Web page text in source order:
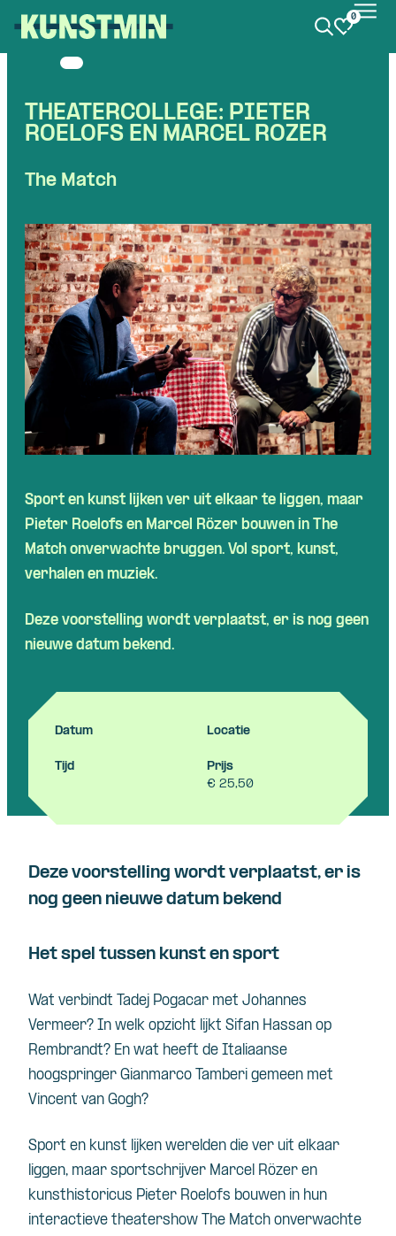
Skip navigatie
0
THEATERCOLLEGE: PIETER
ROELOFS EN MARCEL ROZER
The Match
Sport en kunst lijken ver uit elkaar te liggen, maar
Pieter Roelofs en Marcel Rözer bouwen in The
Match onverwachte bruggen. Vol sport, kunst,
verhalen en muziek.
Deze voorstelling wordt verplaatst, er is nog geen
nieuwe datum bekend.
Datum Locatie
Tijd
Prijs
€ 25,50
Deze voorstelling wordt verplaatst, er is
nog geen nieuwe datum bekend
Het spel tussen kunst en sport
Wat verbindt Tadej Pogacar met Johannes
Vermeer? In welk opzicht lijkt Sifan Hassan op
Rembrandt? En wat heeft de Italiaanse
hoogspringer Gianmarco Tamberi gemeen met
Vincent van Gogh?
Sport en kunst lijken werelden die ver uit elkaar
liggen, maar sportschrijver Marcel Rözer en
kunsthistoricus Pieter Roelofs bouwen in hun
interactieve theatershow The Match onverwachte